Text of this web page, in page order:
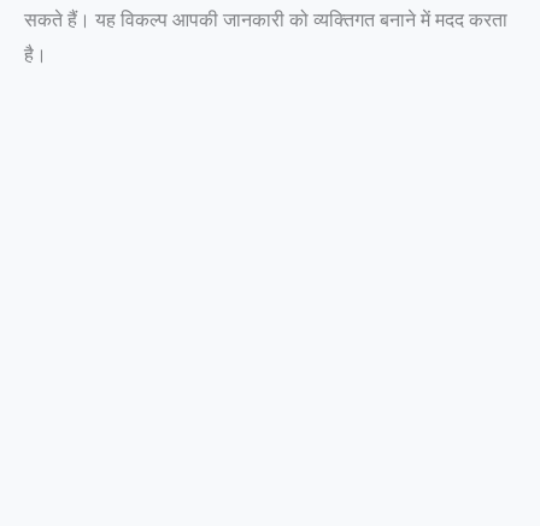
सकते हैं। यह विकल्प आपकी जानकारी को व्यक्तिगत बनाने में मदद करता
है।